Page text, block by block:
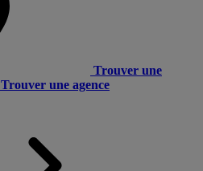
Trouver une
Trouver une agence